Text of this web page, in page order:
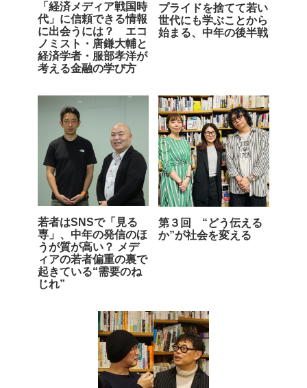
「経済メディア戦国時
代」に信頼できる情報
に出会うには？ エコ
ノミスト・唐鎌大輔と
経済学者・服部孝洋が
考える金融の学び方
プライドを捨てて若い
世代にも学ぶことから
始まる、中年の後半戦
若者はSNSで「見る
専」、中年の発信のほ
うが質が高い？ メデ
ィアの若者偏重の裏で
起きている“需要のね
じれ”
第３回 “どう伝える
か”が社会を変える